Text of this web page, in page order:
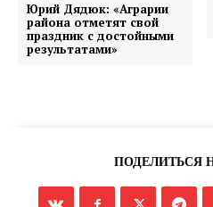
Юрий Дядюк: «Аграрии
района отметят свой
праздник с достойными
результатами»
ПОДЕЛИТЬСЯ